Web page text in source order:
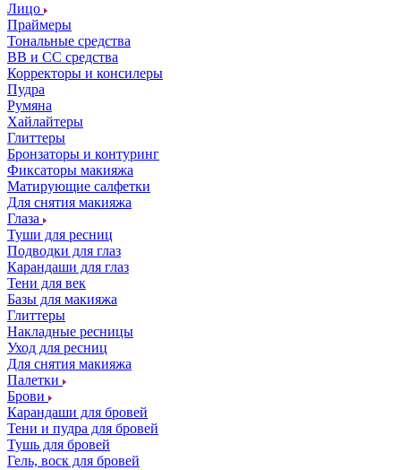
Лицо
Праймеры
Тональные средства
ВВ и СС средства
Корректоры и консилеры
Пудра
Румяна
Хайлайтеры
Глиттеры
Бронзаторы и контуринг
Фиксаторы макияжа
Матирующие салфетки
Для снятия макияжа
Глаза
Туши для ресниц
Подводки для глаз
Карандаши для глаз
Тени для век
Базы для макияжа
Глиттеры
Накладные ресницы
Уход для ресниц
Для снятия макияжа
Палетки
Брови
Карандаши для бровей
Тени и пудра для бровей
Тушь для бровей
Гель, воск для бровей